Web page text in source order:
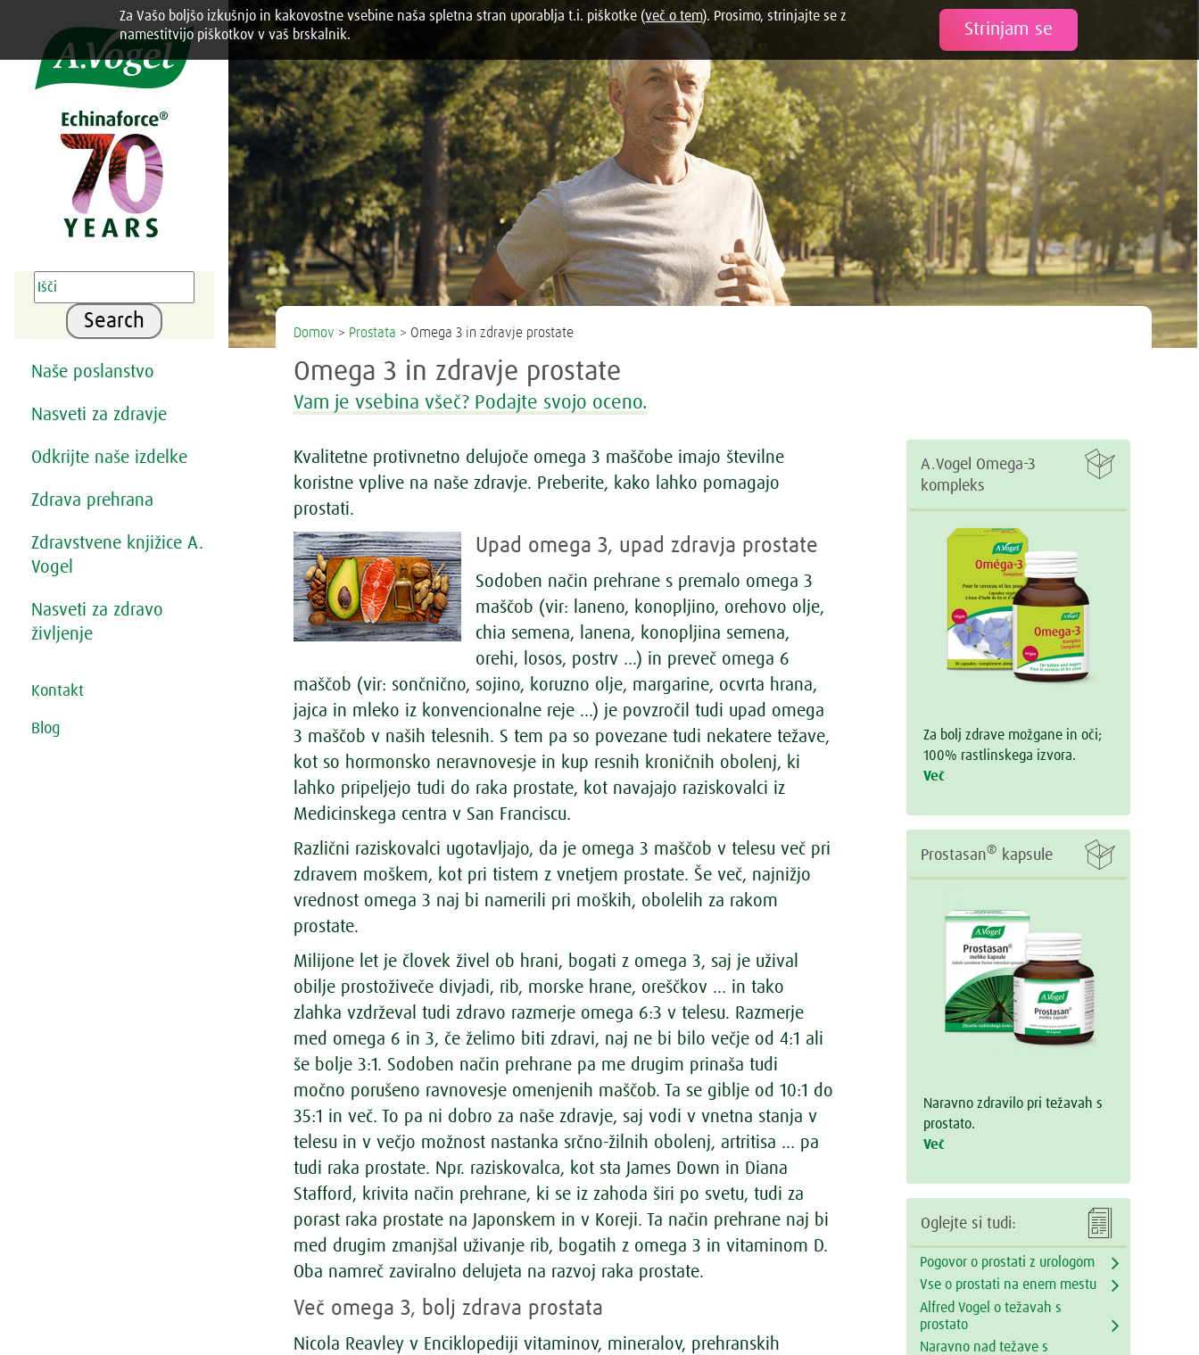

Search
Naše poslanstvo
Nasveti za zdravje
Odkrijte naše izdelke
Zdrava prehrana
Zdravstvene knjižice A.
Vogel
Nasveti za zdravo
življenje
Kontakt
Blog
Domov > Prostata > Omega 3 in zdravje prostate
Omega 3 in zdravje prostate
Vam je vsebina všeč? Podajte svojo oceno.
Kvalitetne protivnetno delujoče omega 3 maščobe imajo številne
koristne vplive na naše zdravje. Preberite, kako lahko pomagajo
prostati.
Upad omega 3, upad zdravja prostate
Sodoben način prehrane s premalo omega 3
maščob (vir: laneno, konopljino, orehovo olje,
chia semena, lanena, konopljina semena,
orehi, losos, postrv ...) in preveč omega 6
maščob (vir: sončnično, sojino, koruzno olje, margarine, ocvrta hrana,
jajca in mleko iz konvencionalne reje ...) je povzročil tudi upad omega
3 maščob v naših telesnih. S tem pa so povezane tudi nekatere težave,
kot so hormonsko neravnovesje in kup resnih kroničnih obolenj, ki
lahko pripeljejo tudi do raka prostate, kot navajajo raziskovalci iz
Medicinskega centra v San Franciscu.
Različni raziskovalci ugotavljajo, da je omega 3 maščob v telesu več pri
zdravem moškem, kot pri tistem z vnetjem prostate. Še več, najnižjo
vrednost omega 3 naj bi namerili pri moških, obolelih za rakom
prostate.
Milijone let je človek živel ob hrani, bogati z omega 3, saj je užival
obilje prostoživeče divjadi, rib, morske hrane, oreščkov ... in tako
zlahka vzdrževal tudi zdravo razmerje omega 6:3 v telesu. Razmerje
med omega 6 in 3, če želimo biti zdravi, naj ne bi bilo večje od 4:1 ali
še bolje 3:1. Sodoben način prehrane pa me drugim prinaša tudi
močno porušeno ravnovesje omenjenih maščob. Ta se giblje od 10:1 do
35:1 in več. To pa ni dobro za naše zdravje, saj vodi v vnetna stanja v
telesu in v večjo možnost nastanka srčno-žilnih obolenj, artritisa ... pa
tudi raka prostate. Npr. raziskovalca, kot sta James Down in Diana
Stafford, krivita način prehrane, ki se iz zahoda širi po svetu, tudi za
porast raka prostate na Japonskem in v Koreji. Ta način prehrane naj bi
med drugim zmanjšal uživanje rib, bogatih z omega 3 in vitaminom D.
Oba namreč zaviralno delujeta na razvoj raka prostate.
Več omega 3, bolj zdrava prostata
Nicola Reavley v Enciklopediji vitaminov, mineralov, prehranskih

A.Vogel Omega-3
kompleks
Za bolj zdrave možgane in oči;
100% rastlinskega izvora.
Več

Prostasan® kapsule
Naravno zdravilo pri težavah s
prostato.
Več

Oglejte si tudi:
Pogovor o prostati z urologom
Vse o prostati na enem mestu
Alfred Vogel o težavah s
prostato
Naravno nad težave s
Strinjam se
Za Vašo boljšo izkušnjo in kakovostne vsebine naša spletna stran uporablja t.i. piškotke (več o tem). Prosimo, strinjajte se z
namestitvijo piškotkov v vaš brskalnik.
Share this selection Tweet